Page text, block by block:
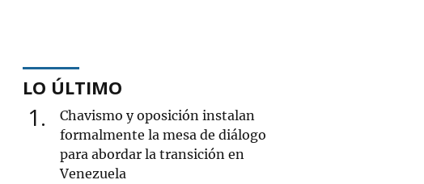
LO ÚLTIMO
1
Chavismo y oposición instalan
formalmente la mesa de diálogo
para abordar la transición en
Venezuela